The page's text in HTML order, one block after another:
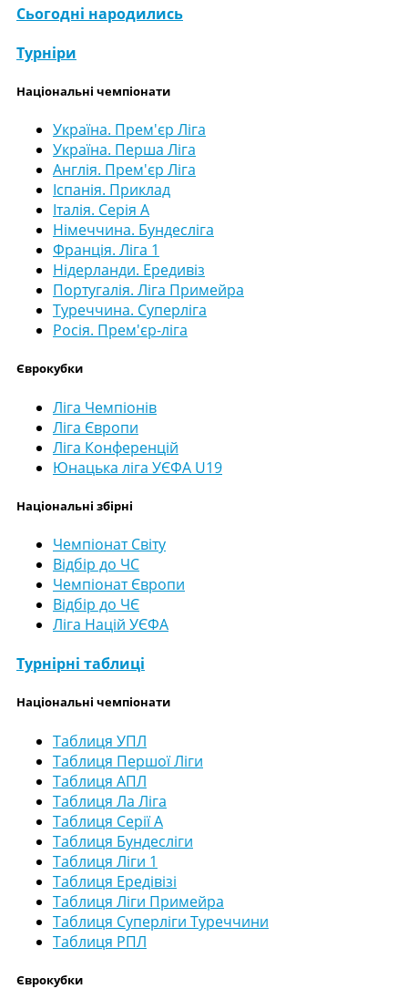
Сьогодні народились
Турніри
Національні чемпіонати
Україна. Прем'єр Ліга
Україна. Перша Ліга
Англія. Прем'єр Ліга
Іспанія. Приклад
Італія. Серія А
Німеччина. Бундесліга
Франція. Ліга 1
Нідерланди. Ередивіз
Португалія. Ліга Примейра
Туреччина. Суперліга
Росія. Прем'єр-ліга
Єврокубки
Ліга Чемпіонів
Ліга Європи
Ліга Конференцій
Юнацька ліга УЄФА U19
Національні збірні
Чемпіонат Світу
Відбір до ЧС
Чемпіонат Європи
Відбір до ЧЄ
Ліга Націй УЄФА
Турнірні таблиці
Національні чемпіонати
Таблиця УПЛ
Таблиця Першої Ліги
Таблиця АПЛ
Таблиця Ла Ліга
Таблиця Серії А
Таблиця Бундесліги
Таблиця Ліги 1
Таблиця Ередівізі
Таблиця Ліги Примейра
Таблиця Суперліги Туреччини
Таблиця РПЛ
Єврокубки